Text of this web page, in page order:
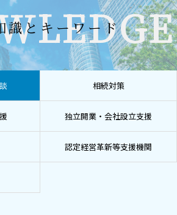
識とキーワード
相続対策
独立開業・会社設立支援
認定経営革新等支援機関